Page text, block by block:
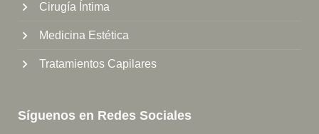
Cirugía Íntima
Medicina Estética
Tratamientos Capilares
Síguenos en Redes Sociales